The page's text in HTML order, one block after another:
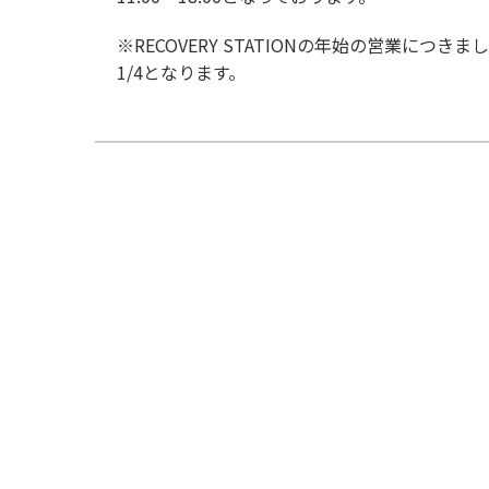
※RECOVERY STATIONの年始の営業につきまし
1/4となります。